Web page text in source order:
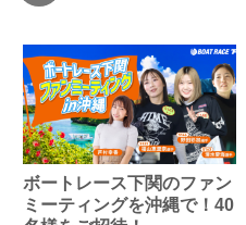
ボートレース下関のファン
ミーティングを沖縄で！40